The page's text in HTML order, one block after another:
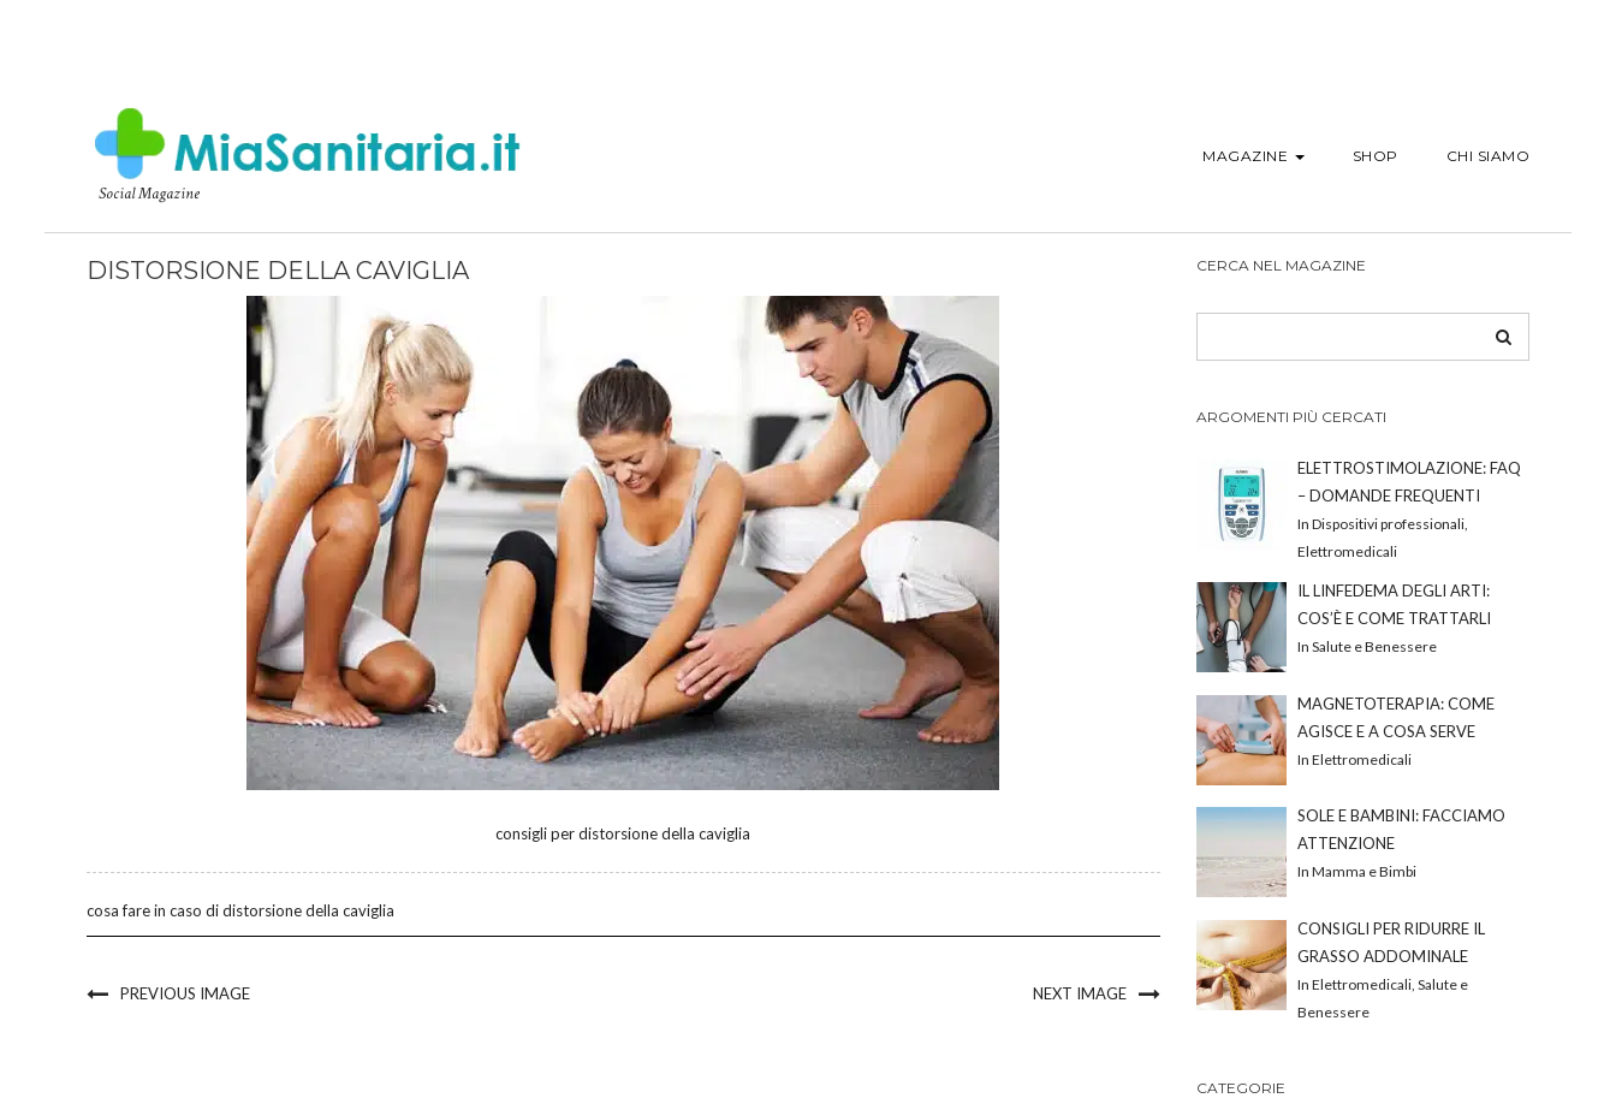
Social Magazine
MAGAZINE SHOP CHI SIAMO
DISTORSIONE DELLA CAVIGLIA
consigli per distorsione della caviglia
cosa fare in caso di distorsione della caviglia
PREVIOUS IMAGE NEXT IMAGE
CERCA NEL MAGAZINE
ARGOMENTI PIÙ CERCATI
ELETTROSTIMOLAZIONE: FAQ
– DOMANDE FREQUENTI
In Dispositivi professionali,
Elettromedicali
IL LINFEDEMA DEGLI ARTI:
COS’È E COME TRATTARLI
In Salute e Benessere
MAGNETOTERAPIA: COME
AGISCE E A COSA SERVE
In Elettromedicali
SOLE E BAMBINI: FACCIAMO
ATTENZIONE
In Mamma e Bimbi
CONSIGLI PER RIDURRE IL
GRASSO ADDOMINALE
In Elettromedicali, Salute e
Benessere
CATEGORIE